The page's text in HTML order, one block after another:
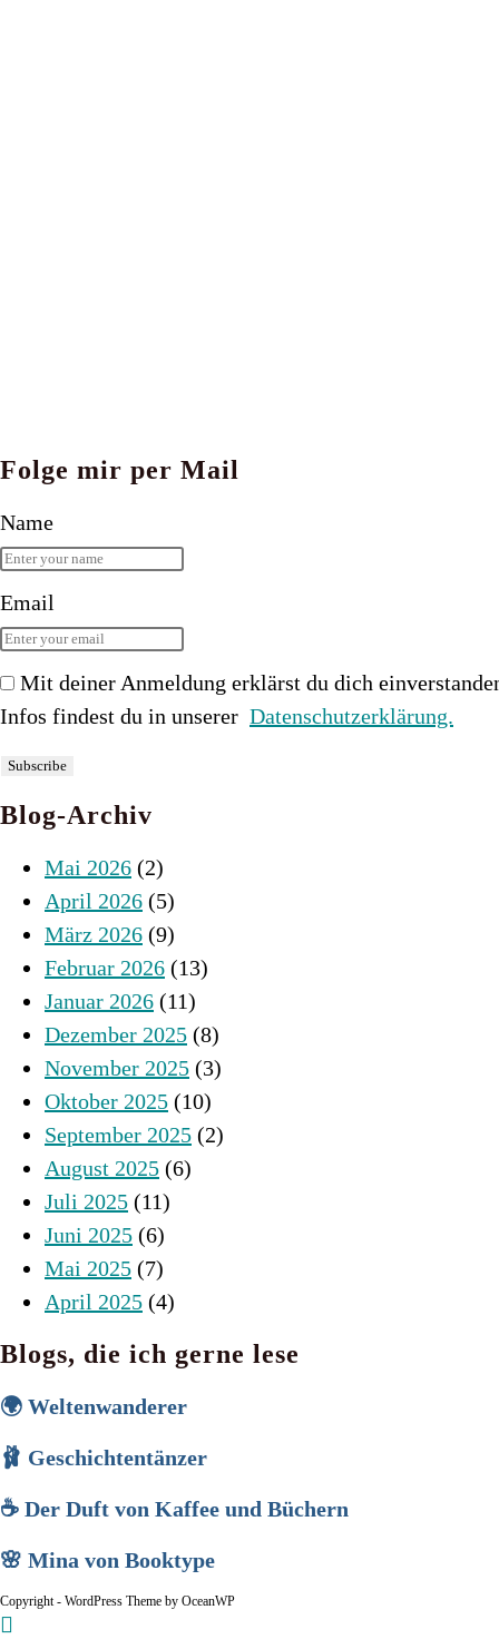
Folge mir per Mail
Name
Email
Mit deiner Anmeldung erklärst du dich
Infos findest du in unserer Datenschutzerklärung.
Blog-Archiv
Mai 2026 (2)
April 2026 (5)
März 2026 (9)
Februar 2026 (13)
Januar 2026 (11)
Dezember 2025 (8)
November 2025 (3)
Oktober 2025 (10)
September 2025 (2)
August 2025 (6)
Juli 2025 (11)
Juni 2025 (6)
Mai 2025 (7)
April 2025 (4)
Blogs, die ich gerne lese
🌍 Weltenwanderer
🩰 Geschichtentänzer
☕ Der Duft von Kaffee und Büchern
🌸 Mina von Booktype
Copyright - WordPress Theme by OceanWP